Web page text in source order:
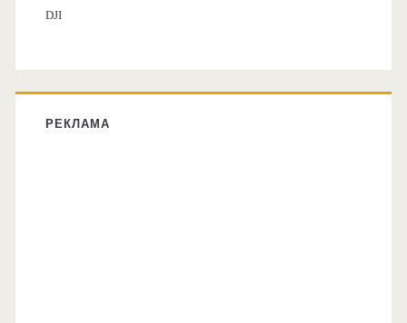
DJI
РЕКЛАМА